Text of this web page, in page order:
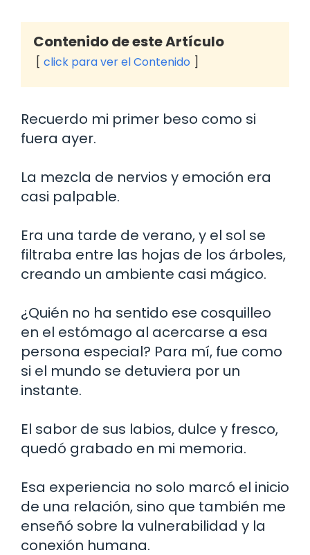
Contenido de este Artículo
click para ver el Contenido
Recuerdo mi primer beso como si
fuera ayer.
La mezcla de nervios y emoción era
casi palpable.
Era una tarde de verano, y el sol se
filtraba entre las hojas de los árboles,
creando un ambiente casi mágico.
¿Quién no ha sentido ese cosquilleo
en el estómago al acercarse a esa
persona especial? Para mí, fue como
si el mundo se detuviera por un
instante.
El sabor de sus labios, dulce y fresco,
quedó grabado en mi memoria.
Esa experiencia no solo marcó el inicio
de una relación, sino que también me
enseñó sobre la vulnerabilidad y la
conexión humana.